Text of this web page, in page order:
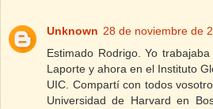
Unknown 28 de noviembre de
Estimado Rodrigo. Yo
Laporte y ahora en el Instituto
UIC. Compartí con todos
Universidad de Harvard en